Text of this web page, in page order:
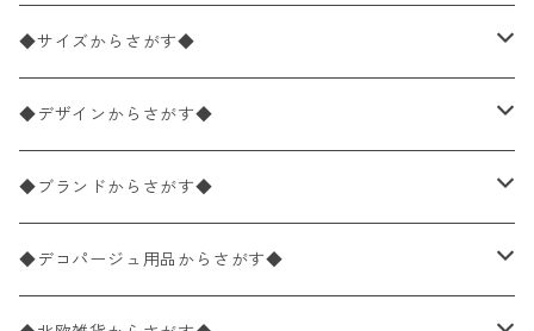
ペーパーナプキン2枚バラ売り
ペーパーナプキン1枚バラ売り
ペーパーナプキン20枚入りパック
ペーパーナプキン10枚入りパック
◆サイズからさがす◆
33×33cm（ランチサイズ）
バラ売り
パック売り
25×25cm（カクテルサイズ）
バラ売り
パック売り
40×40cm（ディナーサイズ）
バラ売り
◆デザインからさがす◆
花柄
植物・グリーン柄
◆ブランドからさがす◆
ドイツ製 IHR/イア
ランチサイズ
◆デコパージュ用品からさがす◆